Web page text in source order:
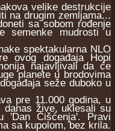
velike destrukcije
na drugim zemljama...
sa sobom rođenje
semenke mudrosti u
spektakularna NLO
ovog događaja Hopi
najavljivali da će
planete u brodovima
seže duboko u
pre 11.000 godina, u
danas žive, uklesali su
'Dan Čišćenja'. Pravi
sa kupolom, bez krila.